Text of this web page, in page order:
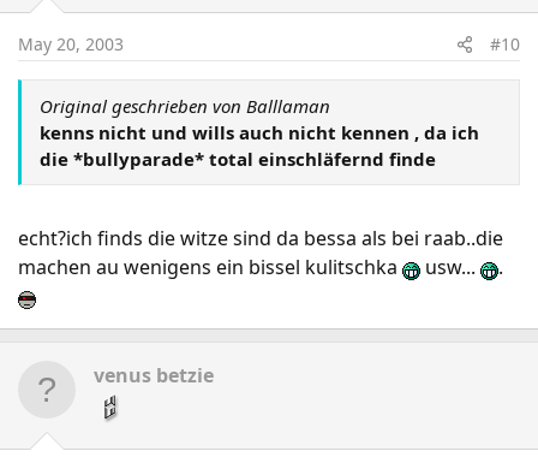
May 20, 2003 #10
Original geschrieben von Balllaman
kenns nicht und wills auch nicht kennen , da ich
die *bullyparade* total einschläfernd finde
echt?ich finds die witze sind da bessa als bei raab..die
machen au wenigens ein bissel kulitschka
usw... .
venus betzie